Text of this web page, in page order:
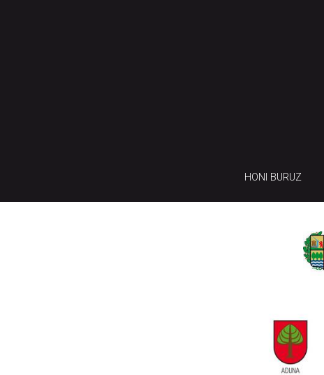
HONI BURUZ